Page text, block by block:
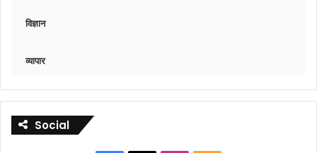
विज्ञान
व्यापार
Social